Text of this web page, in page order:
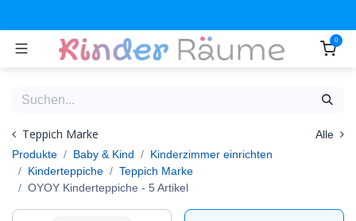
0
Teppich Marke
Alle
Produkte
Baby & Kind
Kinderzimmer einrichten
Kinderteppiche
Teppich Marke
OYOY Kinderteppiche - 5 Artikel